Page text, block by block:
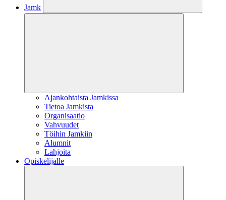
Jamk
Ajankohtaista Jamkissa
Tietoa Jamkista
Organisaatio
Vahvuudet
Töihin Jamkiin
Alumnit
Lahjoita
Opiskelijalle